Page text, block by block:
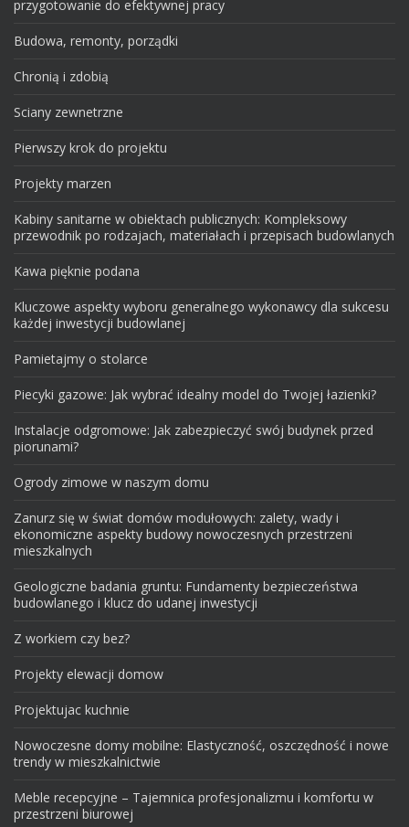
przygotowanie do efektywnej pracy
Budowa, remonty, porządki
Chronią i zdobią
Sciany zewnetrzne
Pierwszy krok do projektu
Projekty marzen
Kabiny sanitarne w obiektach publicznych: Kompleksowy
przewodnik po rodzajach, materiałach i przepisach budowlanych
Kawa pięknie podana
Kluczowe aspekty wyboru generalnego wykonawcy dla sukcesu
każdej inwestycji budowlanej
Pamietajmy o stolarce
Piecyki gazowe: Jak wybrać idealny model do Twojej łazienki?
Instalacje odgromowe: Jak zabezpieczyć swój budynek przed
piorunami?
Ogrody zimowe w naszym domu
Zanurz się w świat domów modułowych: zalety, wady i
ekonomiczne aspekty budowy nowoczesnych przestrzeni
mieszkalnych
Geologiczne badania gruntu: Fundamenty bezpieczeństwa
budowlanego i klucz do udanej inwestycji
Z workiem czy bez?
Projekty elewacji domow
Projektujac kuchnie
Nowoczesne domy mobilne: Elastyczność, oszczędność i nowe
trendy w mieszkalnictwie
Meble recepcyjne – Tajemnica profesjonalizmu i komfortu w
przestrzeni biurowej